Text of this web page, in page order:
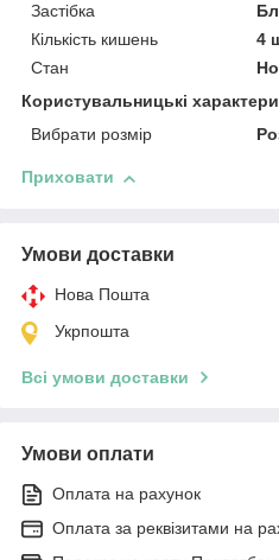
Застібка
Кількість кишень
4
Стан
Користувальницькі
Вибрати розмір
Приховати
Умови доставки
Нова Пошта
Укрпошта
Всі умови доставки
Умови оплати
Оплата на рахунок
Оплата за реквізитами на